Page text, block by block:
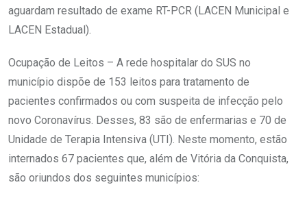
aguardam resultado de exame RT-PCR (LACEN Municipal e
LACEN Estadual).
Ocupação de Leitos – A rede hospitalar do SUS no
município dispõe de 153 leitos para tratamento de
pacientes confirmados ou com suspeita de infecção pelo
novo Coronavírus. Desses, 83 são de enfermarias e 70 de
Unidade de Terapia Intensiva (UTI). Neste momento, estão
internados 67 pacientes que, além de Vitória da Conquista,
são oriundos dos seguintes municípios: